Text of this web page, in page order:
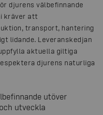
djurens välbefinnande
kräver att
transport, hantering
lidande. Leveranskedjan
aktuella giltiga
djurens naturliga
utöver
utveckla